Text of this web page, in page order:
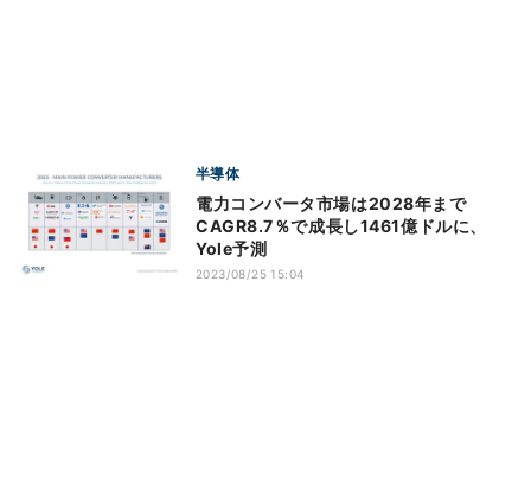
半導体
電力コンバータ市場は2028年まで
CAGR8.7％で成長し1461億ドルに、
Yole予測
2023/08/25 15:04